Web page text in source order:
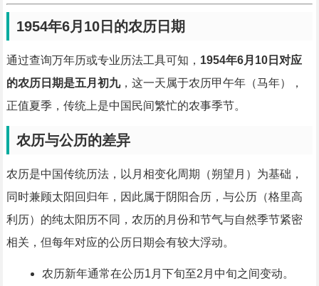
1954年6月10日的农历日期
通过查询万年历或专业历法工具可知， 1954年6月10日对应
的农历日期是五月初九，这一天属于农历甲午年（马年），
正值夏季，传统上是中国民间繁忙的农事季节。
农历与公历的差异
农历是中国传统历法，以月相变化周期（朔望月）为基础，
同时兼顾太阳回归年，因此属于阴阳合历，与公历（格里高
利历）的纯太阳历不同，农历的月份和节气与自然季节紧密
相关，但每年对应的公历日期会有较大浮动。
农历新年通常在公历1月下旬至2月中旬之间变动。